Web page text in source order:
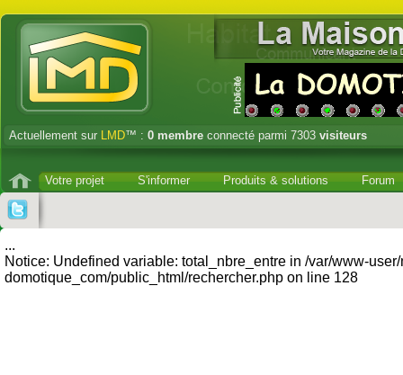
Actuellement sur LMD™ : 0 membre connecté parmi 7303 visiteurs
Votre projet S'informer Produits & solutions Forum
...
Notice: Undefined variable: total_nbre_entre in /var/www-
domotique_com/public_html/rechercher.php on line 128